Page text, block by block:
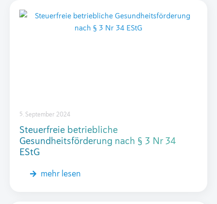
Steuerfreie betriebliche
Gesundheitsförderung nach § 3 Nr 34
EStG
5. September 2024
mehr lesen